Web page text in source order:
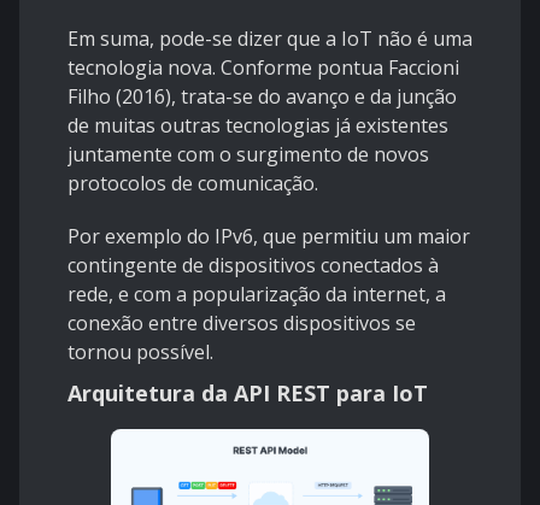
Em suma, pode-se dizer que a IoT não é uma
tecnologia nova. Conforme pontua Faccioni
Filho (2016), trata-se do avanço e da junção
de muitas outras tecnologias já existentes
juntamente com o surgimento de novos
protocolos de comunicação.
Por exemplo do IPv6, que permitiu um maior
contingente de dispositivos conectados à
rede, e com a popularização da internet, a
conexão entre diversos dispositivos se
tornou possível.
Arquitetura da API REST para IoT